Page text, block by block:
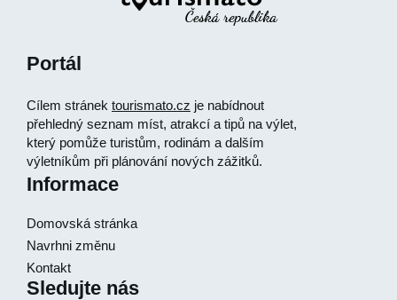
Portál
Cílem stránek tourismato.cz je nabídnout
přehledný seznam míst, atrakcí a tipů na výlet,
který pomůže turistům, rodinám a dalším
výletníkům při plánování nových zážitků.
Informace
Domovská stránka
Navrhni změnu
Kontakt
Sledujte nás